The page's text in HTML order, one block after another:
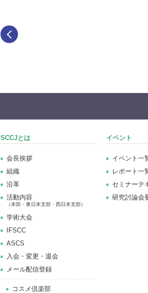
SCCJとは
会長挨拶
組織
沿革
活動内容
（本部・東日本支部・西日本支部）
学術大会
IFSCC
ASCS
⼊会・変更・退会
メール配信登録
コスメ倶楽部
イベント
イベント一
レポート一
セミナーテ
研究討論会